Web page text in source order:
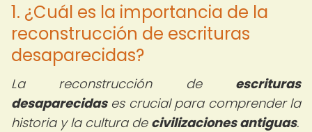
1. ¿Cuál es la importancia de la
reconstrucción de escrituras
desaparecidas?
La reconstrucción de escrituras
desaparecidases crucial para comprender la
historia y la cultura de civilizaciones antiguas.